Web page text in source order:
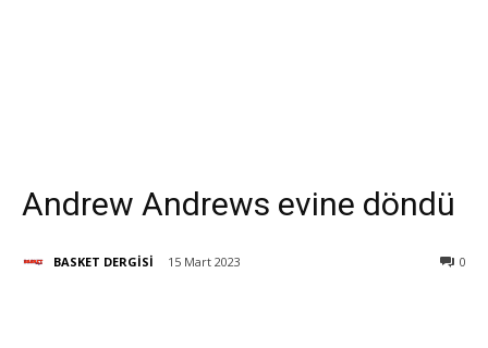
Andrew Andrews evine döndü
BASKET DERGİSİ 15 Mart 2023 0